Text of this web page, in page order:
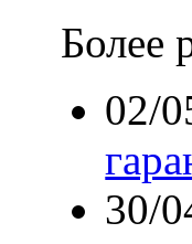
Более
02/
30/